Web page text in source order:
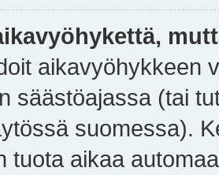
aikavyöhykkeen
säästöajassa (tai
suomessa).
tuota aikaa